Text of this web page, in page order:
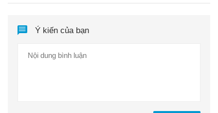
Ý kiến của bạn